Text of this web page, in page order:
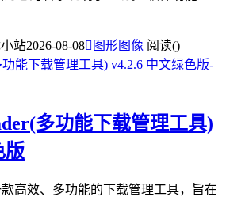
站2026-08-08 图形图像 阅读()
多功能下载管理工具)
版
款高效、多功能的下载管理工具，旨在